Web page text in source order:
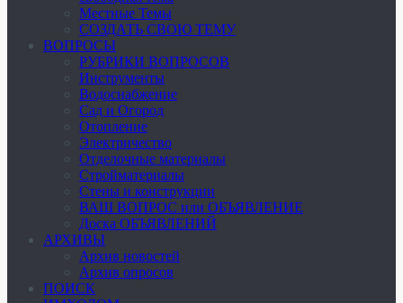
Местные Темы
СОЗДАТЬ СВОЮ ТЕМУ
ВОПРОСЫ
РУБРИКИ ВОПРОСОВ
Инструменты
Водоснабжение
Сад и Огород
Отопление
Электричество
Отделочные материалы
Стройматериалы
Стены и конструкции
ВАШ ВОПРОС или ОБЪЯВЛЕНИЕ
Доска ОБЪЯВЛЕНИЙ
АРХИВЫ
Архив новостей
Архив опросов
ПОИСК